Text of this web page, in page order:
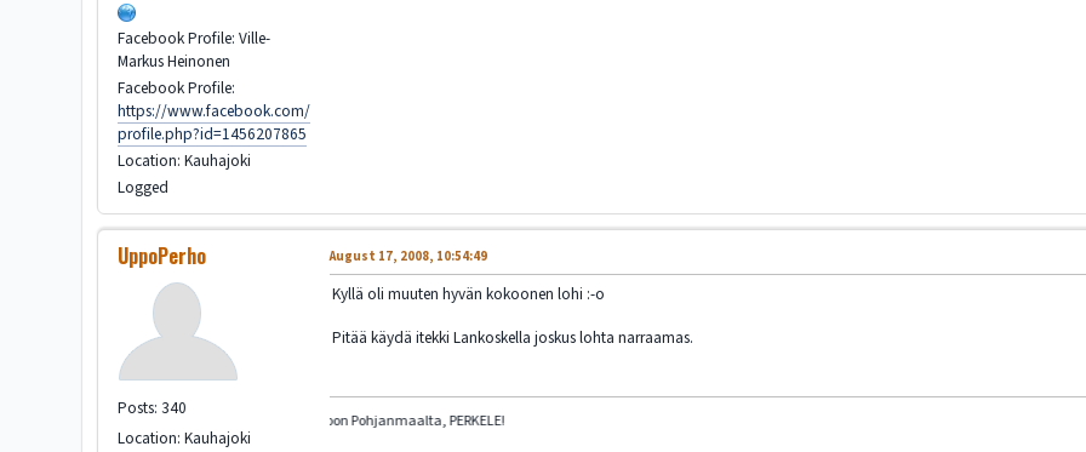
Facebook Profile: Ville-
Markus Heinonen
Facebook Profile:
https://www.facebook.com/
profile.php?id=1456207865
Location: Kauhajoki
Logged
UppoPerho
Posts: 340
Location: Kauhajoki
August 17, 2008, 10:54:49
Kyllä oli muuten hyvän kokoonen lohi :-o
Pitää käydä itekki Lankoskella joskus lohta narraamas.
Moon Pohjanmaalta, PERKELE!